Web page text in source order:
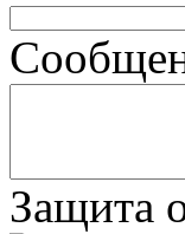
Защита